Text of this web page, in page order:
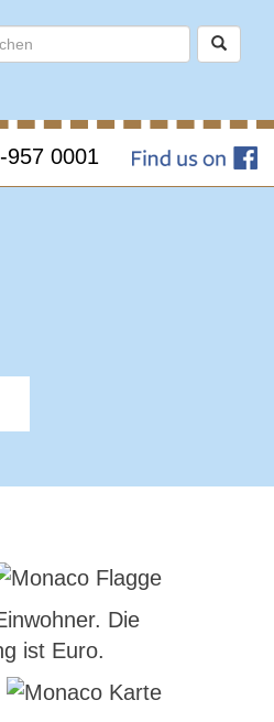
957 0001
Die
ist Euro.